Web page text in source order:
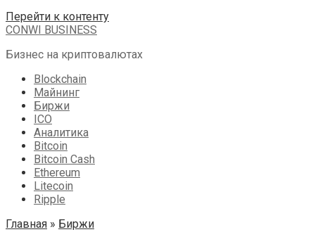
Перейти к контенту
CONWI BUSINESS
Бизнес на криптовалютах
Blockchain
Майнинг
Биржи
ICO
Аналитика
Bitcoin
Bitcoin Cash
Ethereum
Litecoin
Ripple
Главная » Биржи